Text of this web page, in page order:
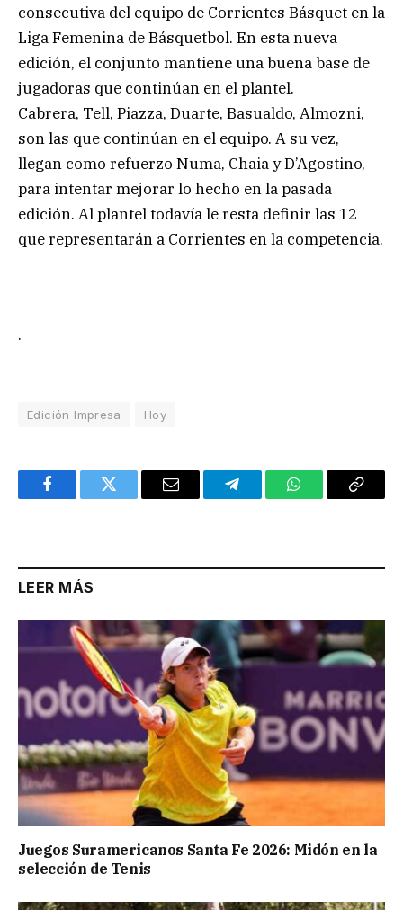
consecutiva del equipo de Corrientes Básquet en la
Liga Femenina de Básquetbol. En esta nueva
edición, el conjunto mantiene una buena base de
jugadoras que continúan en el plantel.
Cabrera, Tell, Piazza, Duarte, Basualdo, Almozni,
son las que continúan en el equipo. A su vez,
llegan como refuerzo Numa, Chaia y D’Agostino,
para intentar mejorar lo hecho en la pasada
edición. Al plantel todavía le resta definir las 12
que representarán a Corrientes en la competencia.
.
Edición Impresa Hoy
FacebookTwitter Email TelegramWhatsAppCopy
LEER MÁS
Juegos Suramericanos Santa Fe 2026: Midón en la
selección de Tenis